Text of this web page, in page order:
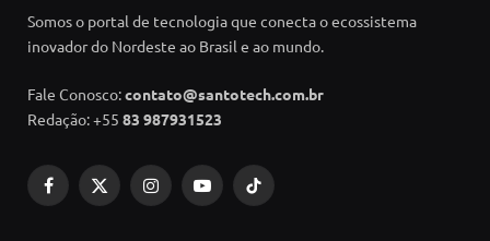
Somos o portal de tecnologia que conecta o ecossistema
inovador do Nordeste ao Brasil e ao mundo.
Fale Conosco:contato@santotech.com.br
Redação: +55 83 987931523
Facebook
X
InstagramYouTubeTikTok